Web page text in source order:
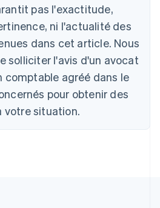
pas l'exactitude,
ni l'actualité des
dans cet article. Nous
solliciter l'avis d'un avocat
comptable agréé dans le
pour obtenir des
votre situation.
English